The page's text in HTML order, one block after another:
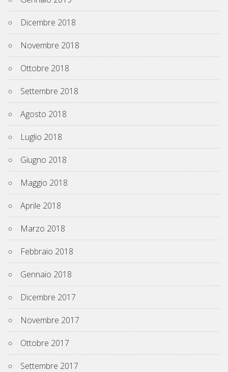
Dicembre 2018
Novembre 2018
Ottobre 2018
Settembre 2018
Agosto 2018
Luglio 2018
Giugno 2018
Maggio 2018
Aprile 2018
Marzo 2018
Febbraio 2018
Gennaio 2018
Dicembre 2017
Novembre 2017
Ottobre 2017
Settembre 2017